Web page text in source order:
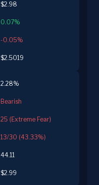
$2.98
0.07%
-0.05%
$2.5019
2.28%
Bearish
25 (Extreme Fear)
13/30 (43.33%)
44.11
$2.99